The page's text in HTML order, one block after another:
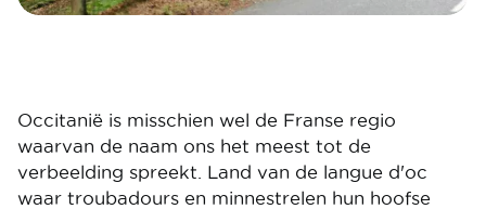
Occitanië is misschien wel de Franse regio
waarvan de naam ons het meest tot de
verbeelding spreekt. Land van de langue d'oc
waar troubadours en minnestrelen hun hoofse